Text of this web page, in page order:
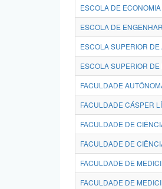
ESCOLA DE
ESCOLA DE
ESCOLA SUPERIOR
ESCOLA SUPERIOR
FACULDADE
FACULDADE DE
FACULDADE DE
FACULDADE DE
FACULDADE DE